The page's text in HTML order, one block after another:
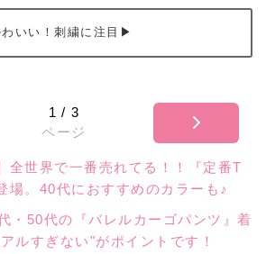
わいい！刺繍に注目▶
1 / 3
ページ
全世界で一番売れてる！！『定番T
場。40代におすすめのカラーも♪
・50代の『バレルカーゴパンツ』着
ルすぎない"がポイントです！